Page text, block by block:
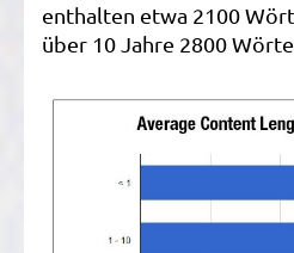
enthalten etwa 2100
über 10 Jahre 2800